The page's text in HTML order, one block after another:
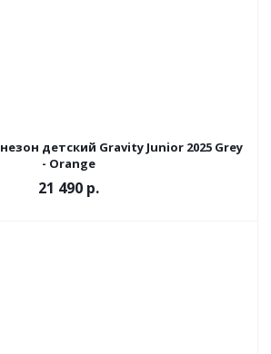
детский Gravity Junior 2025 Grey
- Orange
21 490 р.